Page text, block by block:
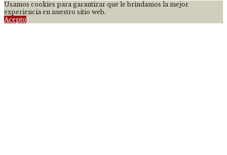
Usamos cookies para garantizar que le brindamos la mejor
experiencia en nuestro sitio web.
Acepto